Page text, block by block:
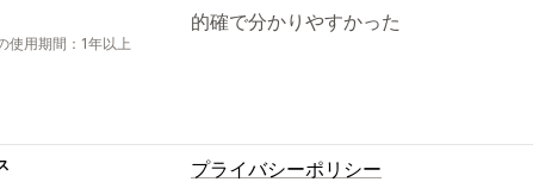
的確で分かりやすかった
使用期間：1年以上
プライバシーポリシー